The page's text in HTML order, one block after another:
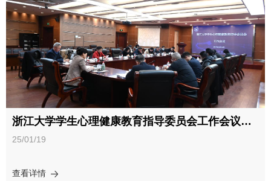
党委学生工作部副部长金芳芳出席论坛并致辞，她提到全国上下都
高度重视心理健康教育和朋辈心理互助，并介绍了浙江大学在朋辈
互助上做出的课程设置、组织建设与榜样激励的举措与成效，并期
待各高校通过本次论坛继续创新思路与举措，为高校朋辈心理育人
注入新动能。党委研究生工作部副部长许亚萍出席论坛并致辞，她
对投身一线服务的同学们表达了肯定和认可，分享了体育与心育工
作融合的心得体会，呼吁同学们持续做好心理科普的青春代言人、
朋辈互助的温暖行动派和心灵成长的贴心陪伴者。来自浙江大学学
生心理健康协会的代表李佟在论坛上发言，他介绍了学生心理健康
协会的起源，分享了校内各大学生心理组织或社团在“朋辈心理科
普”上所做的举措与成效，并表达了继续投身朋辈心理互助服务，
为校园心理健康工作贡献青春力量的决心。心理健康教育与咨询中
授了朋辈心理辅导的胜任力与核心技能，并呼吁同学们在助人的同
浙江大学学生心理健康教育指导委员会工作会议顺利举行
25/01/19
查看详情